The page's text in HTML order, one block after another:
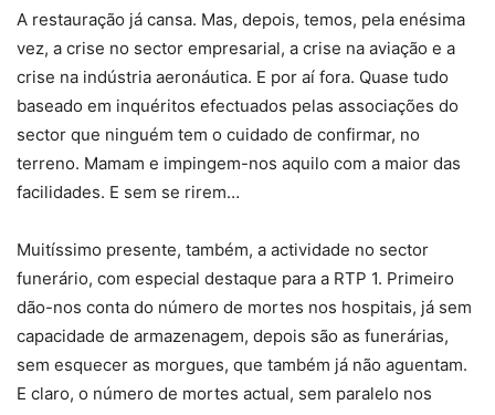
A restauração já cansa. Mas, depois, temos, pela enésima
vez, a crise no sector empresarial, a crise na aviação e a
crise na indústria aeronáutica. E por aí fora. Quase tudo
baseado em inquéritos efectuados pelas associações do
sector que ninguém tem o cuidado de confirmar, no
terreno. Mamam e impingem-nos aquilo com a maior das
facilidades. E sem se rirem…
Muitíssimo presente, também, a actividade no sector
funerário, com especial destaque para a RTP 1. Primeiro
dão-nos conta do número de mortes nos hospitais, já sem
capacidade de armazenagem, depois são as funerárias,
sem esquecer as morgues, que também já não aguentam.
E claro, o número de mortes actual, sem paralelo nos